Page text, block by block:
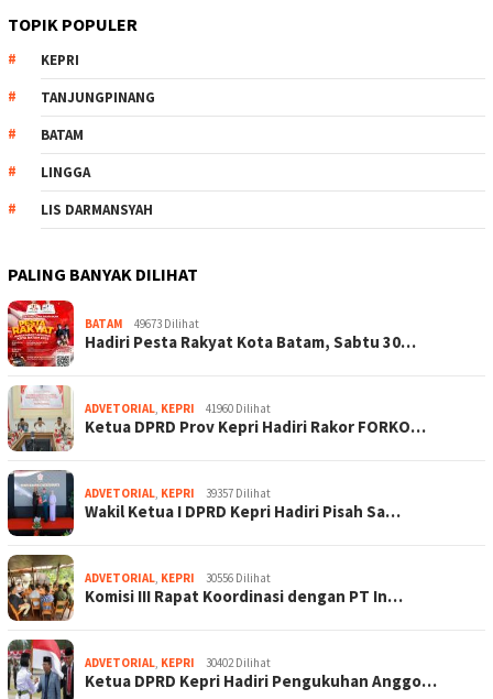
TOPIK POPULER
KEPRI
TANJUNGPINANG
BATAM
LINGGA
LIS DARMANSYAH
PALING BANYAK DILIHAT
BATAM 49673 Dilihat
Hadiri Pesta Rakyat Kota Batam, Sabtu 30…
ADVETORIAL, KEPRI 41960 Dilihat
Ketua DPRD Prov Kepri Hadiri Rakor FORKO…
ADVETORIAL, KEPRI 39357 Dilihat
Wakil Ketua I DPRD Kepri Hadiri Pisah Sa…
ADVETORIAL, KEPRI 30556 Dilihat
Komisi III Rapat Koordinasi dengan PT In…
ADVETORIAL, KEPRI 30402 Dilihat
Ketua DPRD Kepri Hadiri Pengukuhan Anggo…